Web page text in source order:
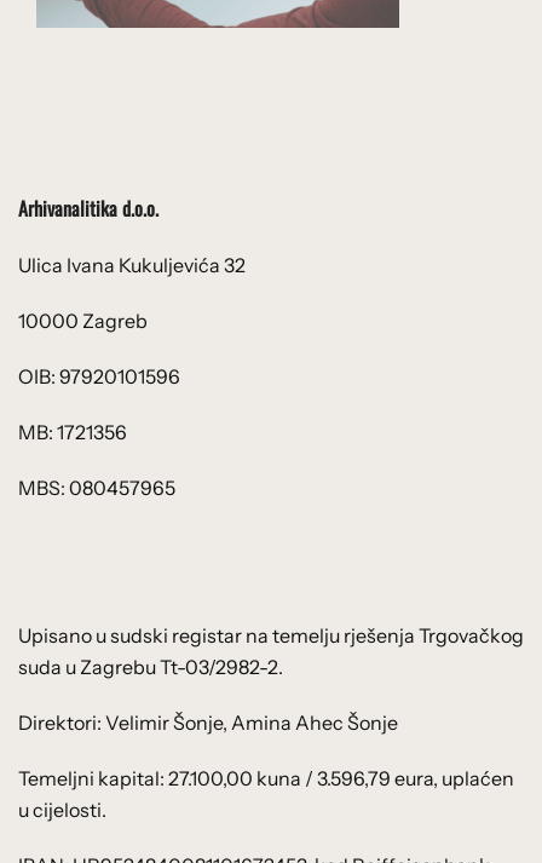
Arhivanalitika d.o.o.
Ulica Ivana Kukuljevića 32
10000 Zagreb
OIB: 97920101596
MB: 1721356
MBS: 080457965
Upisano u sudski registar na temelju rješenja Trgovačkog
suda u Zagrebu Tt-03/2982-2.
Direktori: Velimir Šonje, Amina Ahec Šonje
Temeljni kapital: 27.100,00 kuna / 3.596,79 eura, uplaćen
u cijelosti.